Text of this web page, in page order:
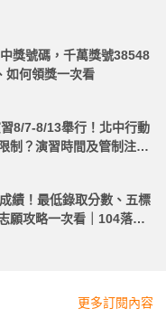
獎號碼，千萬獎號38548
如何領獎一次看
8/7-8/13舉行！北中行動
制？演習時間及管制注意
績！最低錄取分數、五標
願攻略一次看｜104落點
更多訂閱內容